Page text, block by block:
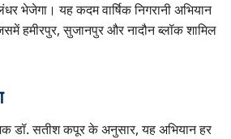
भेजेगा। यह कदम वार्षिक निगरानी अभियान
हमीरपुर, सुजानपुर और नादौन ब्लॉक शामिल
डॉ. सतीश कपूर के अनुसार, यह अभियान हर